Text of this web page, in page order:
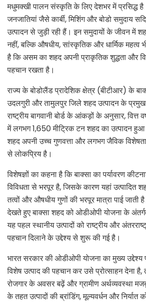
मधुमक्खी पालन संस्कृति के लिए देशभर में प्रसिद्ध
जनजातियां जैसे कार्बी, मिशिंग और बोडो समुदाय
उत्पादन से जुड़ी रही हैं। इन समुदायों के जीवन में
नहीं, बल्कि औषधीय, सांस्कृतिक और धार्मिक महत्व
है कि असम का शहद अपनी प्राकृतिक शुद्धता और
पहचान रखता है।
राज्य के बोडोलैंड प्रादेशिक क्षेत्र (बीटीआर) के
उदलगुरी और तामुलपुर जिले शहद उत्पादन के
राष्ट्रीय बागवानी बोर्ड के आंकड़ों के अनुसार,
में लगभग 1,650 मीट्रिक टन शहद का उत्पादन
शहद अपनी उच्च गुणवत्ता और लगभग जैविक
से लोकप्रिय है।
विशेषज्ञों का कहना है कि बाक्सा का पर्यावरण
विविधता से भरपूर है, जिसके कारण यहां उत्पादित
तत्वों और औषधीय गुणों की भरपूर मात्रा पाई जाती
देखते हुए बाक्सा शहद को ओडीओपी योजना के
यह पहल स्थानीय उत्पादों को राष्ट्रीय और
पहचान दिलाने के उद्देश्य से शुरू की गई है।
भारत सरकार की ओडीओपी योजना का मुख्य
विशेष उत्पाद की पहचान कर उसे प्रोत्साहन देना है,
रोजगार के अवसर बढ़ें और ग्रामीण अर्थव्यवस्था
के तहत उत्पादों की ब्रांडिंग, मूल्यवर्धन और निर्यात